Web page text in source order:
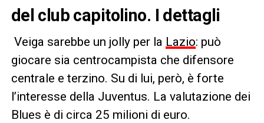
del club capitolino. I dettagli
Veiga sarebbe un jolly per la Lazio: può
giocare sia centrocampista che difensore
centrale e terzino. Su di lui, però, è forte
l’interesse della Juventus. La valutazione dei
Blues è di circa 25 milioni di euro.